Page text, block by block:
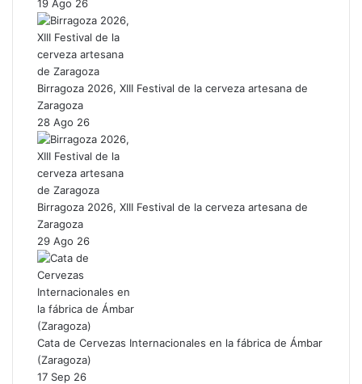
19 Ago 26
Birragoza 2026, XIII Festival de la cerveza artesana de
Zaragoza
28 Ago 26
Birragoza 2026, XIII Festival de la cerveza artesana de
Zaragoza
29 Ago 26
Cata de Cervezas Internacionales en la fábrica de Ámbar
(Zaragoza)
17 Sep 26